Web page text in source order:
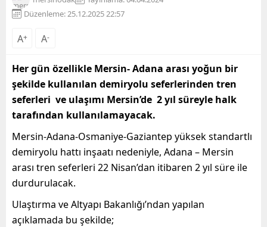
Düzenleme: 25.12.2025 22:57
A+ A-
Her gün özellikle Mersin- Adana arası yoğun bir
şekilde kullanılan demiryolu seferlerinden tren
seferleri ve ulaşımı Mersin’de 2 yıl süreyle halk
tarafından kullanılamayacak.
Mersin-Adana-Osmaniye-Gaziantep yüksek standartlı
demiryolu hattı inşaatı nedeniyle, Adana – Mersin
arası tren seferleri 22 Nisan’dan itibaren 2 yıl süre ile
durdurulacak.
Ulaştırma ve Altyapı Bakanlığı’ndan yapılan
açıklamada bu şekilde;